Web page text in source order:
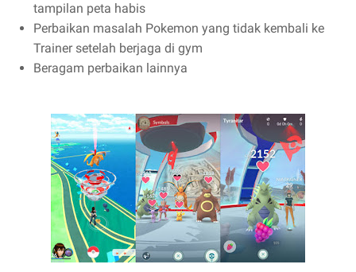
tampilan peta habis
Perbaikan masalah Pokemon yang tidak kembali ke
Trainer setelah berjaga di gym
Beragam perbaikan lainnya